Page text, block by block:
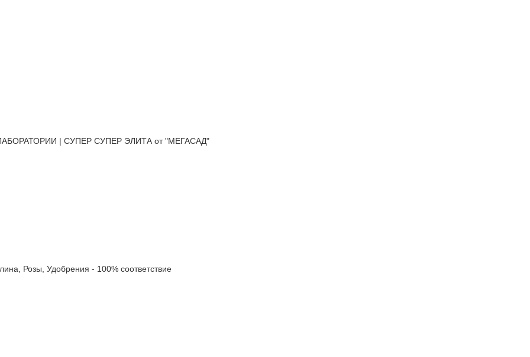
| СУПЕР СУПЕР ЭЛИТА от "МЕГАСАД"
Розы, Удобрения - 100% соответствие